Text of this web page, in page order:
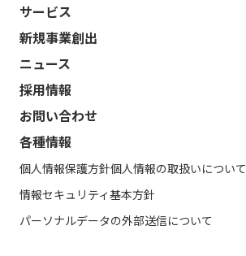
サービス
新規事業創出
ニュース
採用情報
お問い合わせ
各種情報
個人情報保護方針個人情報の取扱いについて
情報セキュリティ基本方針
パーソナルデータの外部送信について